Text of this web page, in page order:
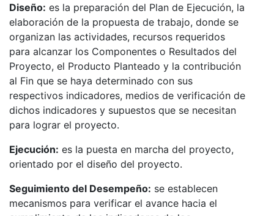
Diseño: es la preparación del Plan de Ejecución, la
elaboración de la propuesta de trabajo, donde se
organizan las actividades, recursos requeridos
para alcanzar los Componentes o Resultados del
Proyecto, el Producto Planteado y la contribución
al Fin que se haya determinado con sus
respectivos indicadores, medios de verificación de
dichos indicadores y supuestos que se necesitan
para lograr el proyecto.
Ejecución: es la puesta en marcha del proyecto,
orientado por el diseño del proyecto.
Seguimiento del Desempeño: se establecen
mecanismos para verificar el avance hacia el